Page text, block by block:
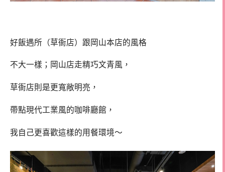
好飯遇所（草衙店）跟岡山本店的風格
不大一樣；岡山店走精巧文青風，
草衙店則是更寬敞明亮，
帶點現代工業風的咖啡廳館，
我自己更喜歡這樣的用餐環境～